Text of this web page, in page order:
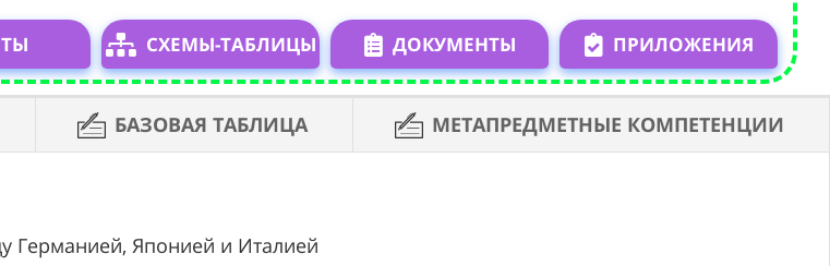
СХЕМЫ-ТАБЛИЦЫ ДОКУМЕНТЫ ПРИЛОЖЕНИЯ
БАЗОВАЯ ТАБЛИЦА МЕТАПРЕДМЕТНЫЕ КОМПЕТЕНЦИИ
Германией, Японией и Италией